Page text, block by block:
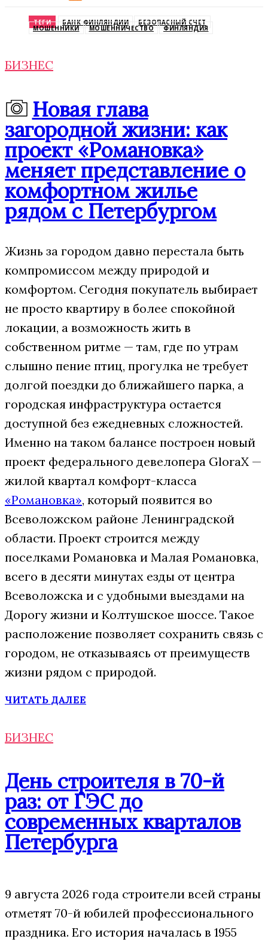
ТЕГИ БАНК ФИНЛЯНДИИ БЕЗОПАСНЫЙ СЧЕТ
МОШЕННИКИ МОШЕННИЧЕСТВО ФИНЛЯНДИЯ
БИЗНЕС
Новая глава
загородной жизни: как
проект «Романовка»
меняет представление о
комфортном жилье
рядом с Петербургом
Жизнь за городом давно перестала быть
компромиссом между природой и
комфортом. Сегодня покупатель выбирает
не просто квартиру в более спокойной
локации, а возможность жить в
собственном ритме — там, где по утрам
слышно пение птиц, прогулка не требует
долгой поездки до ближайшего парка, а
городская инфраструктура остается
доступной без ежедневных сложностей.
Именно на таком балансе построен новый
проект федерального девелопера GloraX —
жилой квартал комфорт-класса
«Романовка», который появится во
Всеволожском районе Ленинградской
области. Проект строится между
поселками Романовка и Малая Романовка,
всего в десяти минутах езды от центра
Всеволожска и с удобными выездами на
Дорогу жизни и Колтушское шоссе. Такое
расположение позволяет сохранить связь с
городом, не отказываясь от преимуществ
жизни рядом с природой.
ЧИТАТЬ ДАЛЕЕ
БИЗНЕС
День строителя в 70-й
раз: от ГЭС до
современных кварталов
Петербурга
9 августа 2026 года строители всей страны
отметят 70-й юбилей профессионального
праздника. Его история началась в 1955